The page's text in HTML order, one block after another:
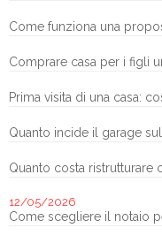
Come funziona una
Comprare casa per i figli
Prima visita di una casa:
Quanto incide il garage
Quanto costa ristrutturare
12/05/2026
Come scegliere il notaio